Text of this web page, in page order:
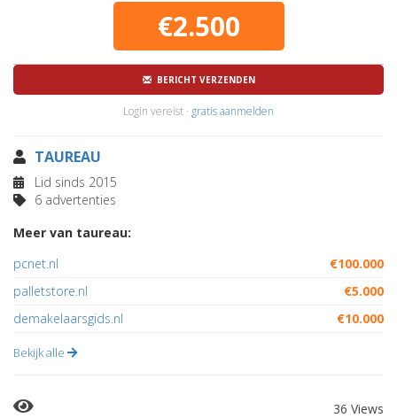
€2.500
BERICHT VERZENDEN
Login vereist · gratis aanmelden
TAUREAU
Lid sinds 2015
6 advertenties
Meer van taureau:
pcnet.nl
€100.000
palletstore.nl
€5.000
demakelaarsgids.nl
€10.000
Bekijk alle
36 Views